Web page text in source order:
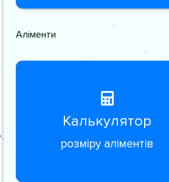
Аліменти
Калькулятор
розміру аліментів